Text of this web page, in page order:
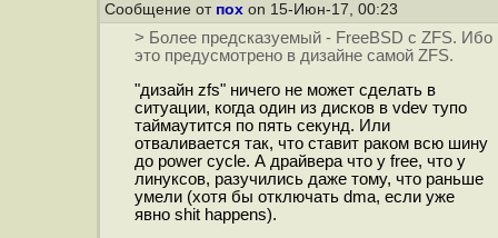
Сообщение от пох on 15-Июн-17, 00:23
> Более предсказуемый - FreeBSD c ZFS. Ибо
это предусмотрено в дизайне самой ZFS.
"дизайн zfs" ничего не может сделать в
ситуации, когда один из дисков в vdev тупо
таймаутится по пять секунд. Или
отваливается так, что ставит раком всю шину
до power cycle. А драйвера что у free, что у
линуксов, разучились даже тому, что раньше
умели (хотя бы отключать dma, если уже
явно shit happens).